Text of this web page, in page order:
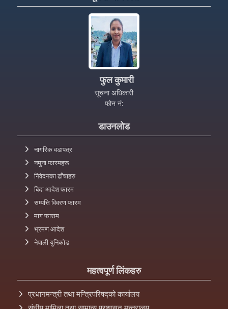
फुल कुमारी
सूचना अधिकारी
फोन नं:
डाउनलोड
नागरिक वडापत्र
नमुना फारमहरू
निवेदनका ढाँचाहरु
बिदा आदेश फारम
सम्पत्ति विवरण फारम
माग फाराम
भ्रमण आदेश
नेपाली युनिकोड
महत्वपूर्ण लिंकहरु
प्रधानमन्त्री तथा मन्त्रिपरिषद्को कार्यालय